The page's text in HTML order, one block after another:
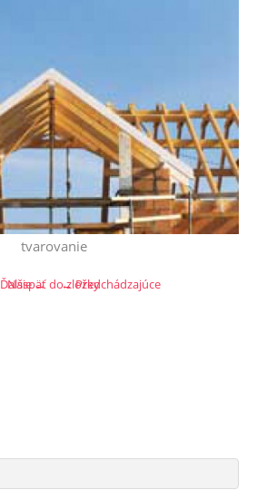
tvarovanie
← Predchádzajúce
Ďalšie →
Naspäť do zložky